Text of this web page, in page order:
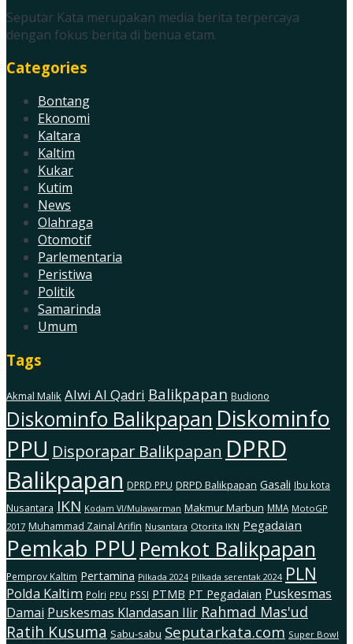
Seputar Kata merupakan media berita terpercaya
dengan fokus berita di benua etam.
Categories
Bontang
Ekonomi
Kaltara
Kaltim
Kukar
Kutim
News
Olahraga
Otomotif
Parlementaria
Peristiwa
Politik
Samarinda
Umum
Tags
Akmal Malik Alwi Al Qadri Balikpapan Budiono
Diskominfo Balikpapan Diskominfo
PPU Disporapar Balikpapan DPRD
Balikpapan DPRD PPU DRPD Balikpapan Gasali Ibu kota
Nusantara IKN Kodam Vl/Mulawarman Makmur Marbun MMA MotoGP
2017 Muhammad Zainal Arifin Nusantara Otorita IKN Pegadaian
Pemkab PPU Pemkot Balikpapan
Pemprov Kaltim Pertamina Pilkada 2024 Pilkada serentak 2024 PLN
Polda Kaltim Polri PPU PSSI PTMB PT Pegadaian Puskesmas
Damai Puskesmas Klandasan Ilir Rahmad Mas'ud
Ratih Kusuma Sabu-sabu Seputarkata.com Super Bowl